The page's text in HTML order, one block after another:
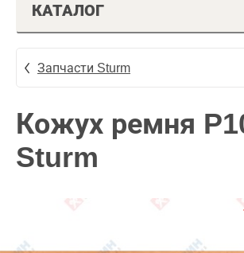
КАТАЛОГ
Запчасти Sturm
Кожух ремня
Sturm